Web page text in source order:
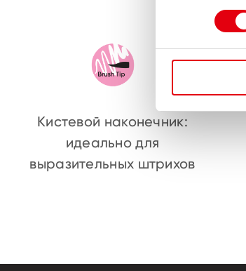
Кистевой наконечник:
идеально для
выразительных штрихов